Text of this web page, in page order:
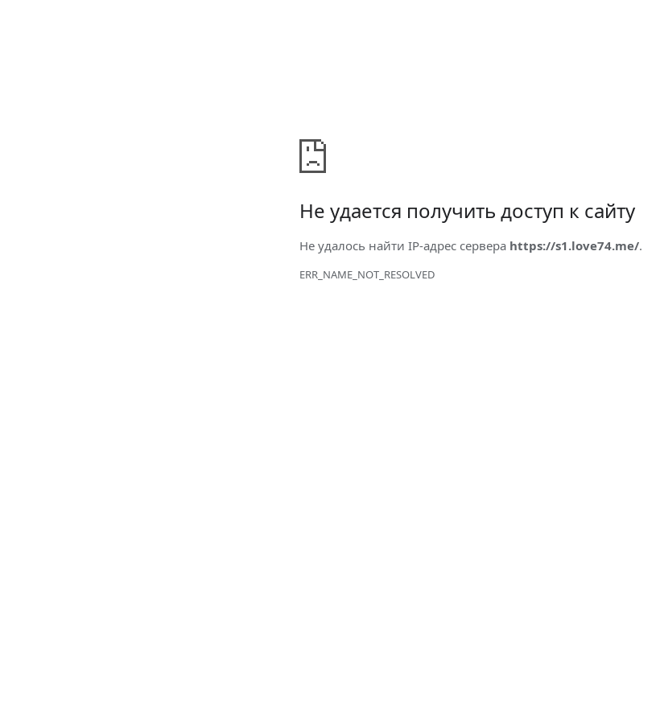
Не удается получить доступ к сайту
Не удалось найти IP-адрес сервера https://s1.love74.me/.
ERR_NAME_NOT_RESOLVED